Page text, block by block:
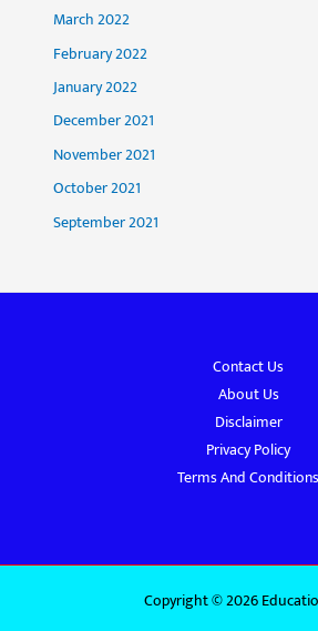
March 2022
February 2022
January 2022
December 2021
November 2021
October 2021
September 2021
Contact Us
About Us
Disclaimer
Privacy Policy
Terms And Conditions
Copyright © 2026